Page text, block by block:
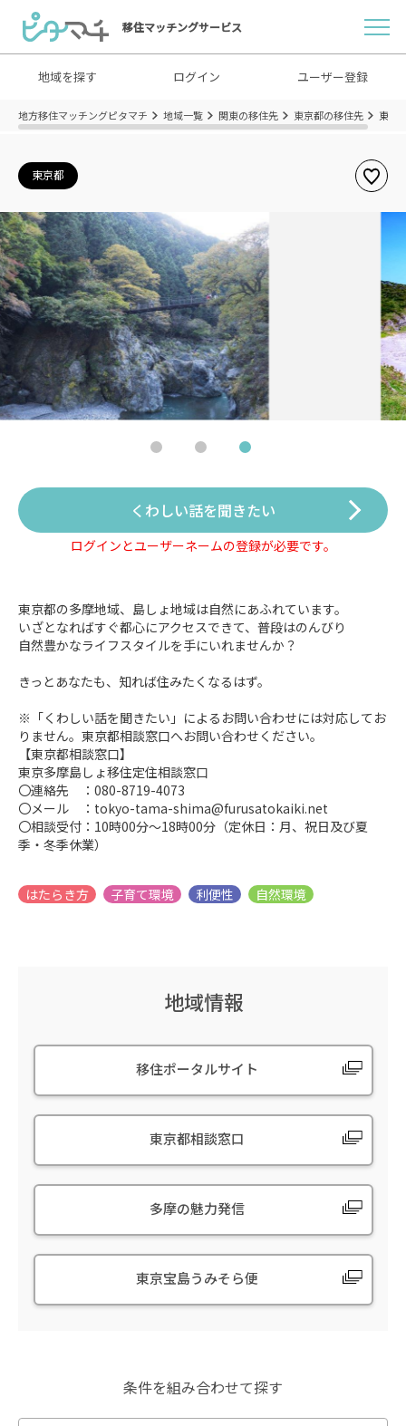
移住マッチングサービス
地域を探す ログイン ユーザー登録
地方移住マッチングピタマチ 地域一覧 関東の移住先 東京都の移住先 東京
東京都
くわしい話を聞きたい
ログインとユーザーネームの登録が必要です。
東京都の多摩地域、島しょ地域は自然にあふれています。
いざとなればすぐ都心にアクセスできて、普段はのんびり
自然豊かなライフスタイルを手にいれませんか？
きっとあなたも、知れば住みたくなるはず。
※「くわしい話を聞きたい」によるお問い合わせには対応してお
りません。東京都相談窓口へお問い合わせください。
【東京都相談窓口】
東京多摩島しょ移住定住相談窓口
〇連絡先 ：080-8719-4073
〇メール ：tokyo-tama-shima@furusatokaiki.net
〇相談受付：10時00分～18時00分（定休日：月、祝日及び夏
季・冬季休業）
地域情報
移住ポータルサイト
東京都相談窓口
多摩の魅力発信
東京宝島うみそら便
条件を組み合わせて探す